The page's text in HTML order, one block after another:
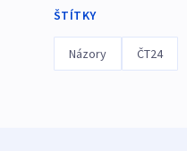
ŠTÍTKY
Názory ČT24